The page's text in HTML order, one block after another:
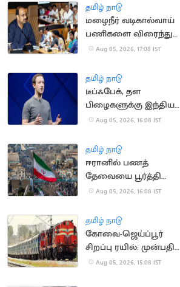
தமிழ் நாடு
மழைநீர் வடிகால்வாய்
பணிகளை விரைந்து
முடிக்க உத்தரவு
Aug 05, 2026, 17:08 IST
தமிழ் நாடு
டீப்ஃபேக், தள
பிழைகளுக்கு இந்திய
அரசிடம் மன்னிப்பு
Aug 05, 2026, 16:08 IST
தமிழ் நாடு
ஈரானில் பணத்
தேவையை பூர்த்தி
செய்ய திண்டாடும்
Aug 05, 2026, 16:08 IST
தமிழ் நாடு
கோவை-ஜெய்ப்பூர்
சிறப்பு ரயில்: முன்பதிவு
நாளை தொடக்கம்
Aug 05, 2026, 15:08 IST